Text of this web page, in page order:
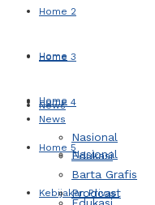
Home 2
Home 3
Home 4
Home 5
Kebijakan Privasi
Home
News
Nasional
Home
News
Nasional
Edukasi
Barta Grafis
Prodcast